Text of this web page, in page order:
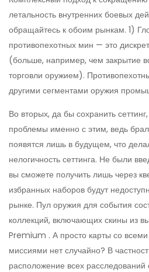
летальность внутренних боевых
обращайтесь к обоим рынкам. 1)
противопехотных мин — это
(больше, например, чем закрытие
торговли оружием).
другими сегментами оружия
Во вторых, да бы сохранить
проблемы именно с этим, ведь
появятся лишь в будущем, что
нелогичность сеттинга. Не были
вы сможете получить лишь через
избранных наборов будут
рынке. Пул оружия для события
коллекций, включающих скины из
Premium . А просто карты со
миссиями нет случайно? В
расположение всех расследований